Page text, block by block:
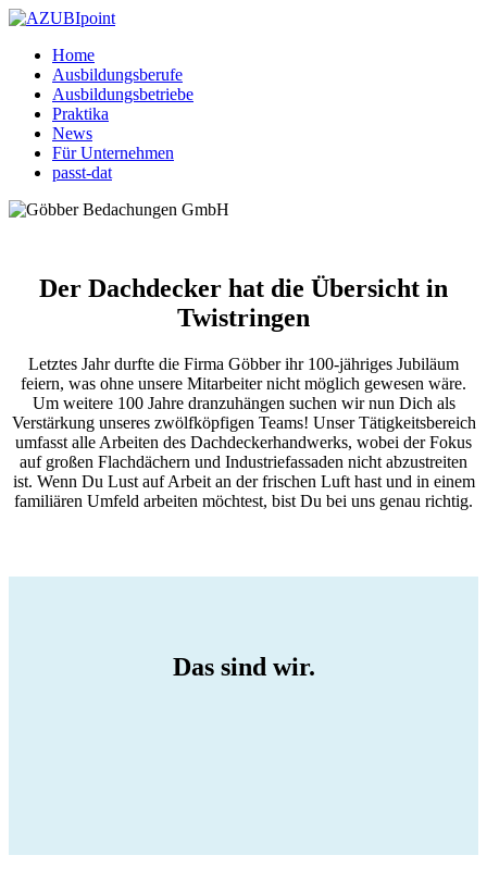
Home
Ausbildungsberufe
Ausbildungsbetriebe
Praktika
News
Für Unternehmen
passt-dat
Der Dachdecker hat die Übersicht in
Twistringen
Letztes Jahr durfte die Firma Göbber ihr 100-jähriges Jubiläum
feiern, was ohne unsere Mitarbeiter nicht möglich gewesen wäre.
Um weitere 100 Jahre dranzuhängen suchen wir nun Dich als
Verstärkung unseres zwölfköpfigen Teams! Unser Tätigkeitsbereich
umfasst alle Arbeiten des Dachdeckerhandwerks, wobei der Fokus
auf großen Flachdächern und Industriefassaden nicht abzustreiten
ist. Wenn Du Lust auf Arbeit an der frischen Luft hast und in einem
familiären Umfeld arbeiten möchtest, bist Du bei uns genau richtig.
Das sind wir.